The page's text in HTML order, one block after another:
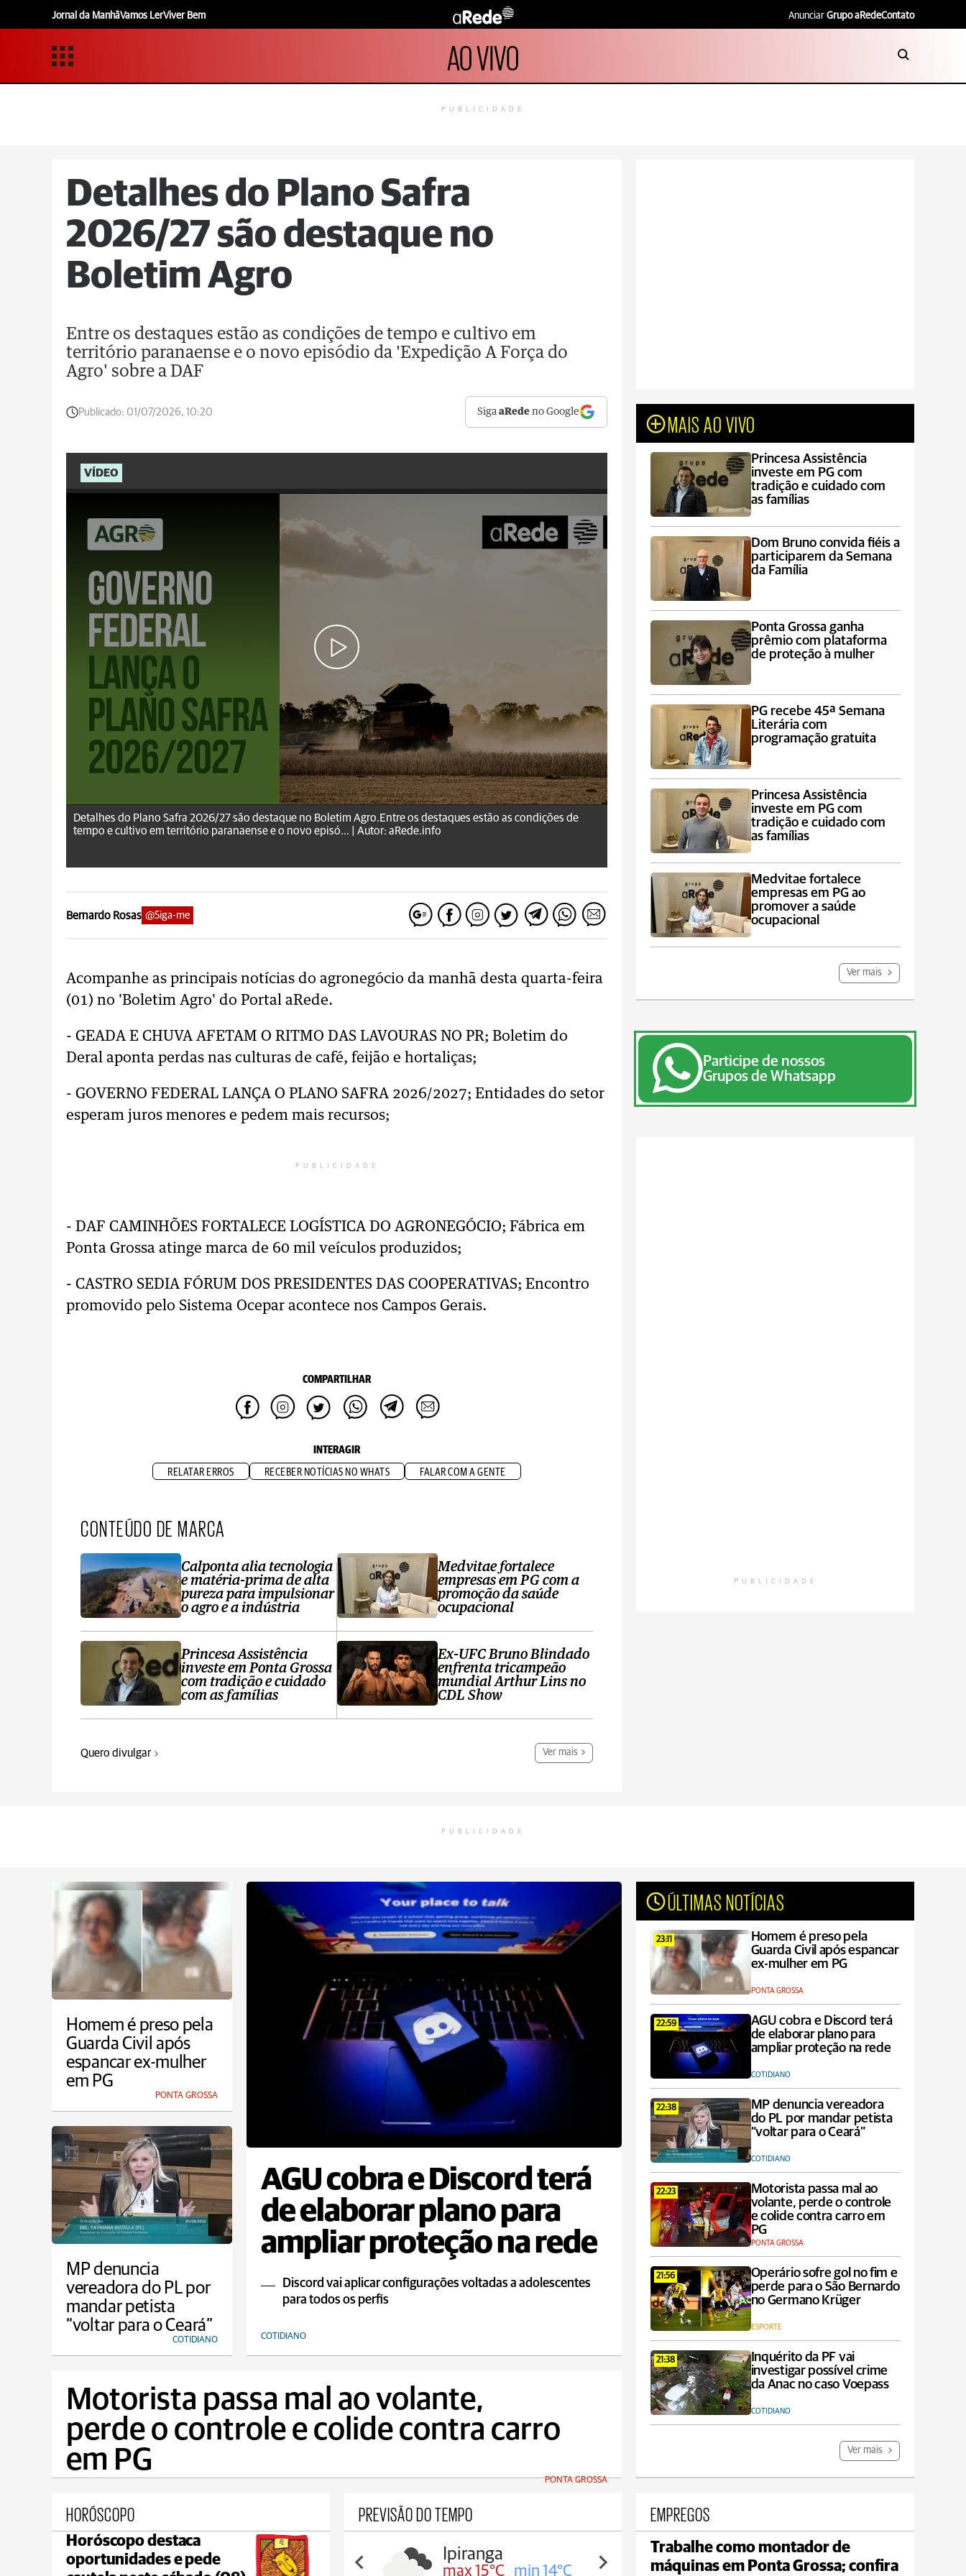
Jornal da ManhãVamos LerViver Bem Anunciar Grupo aRedeContato
AO VIVO
PUBLICIDADE
Detalhes do Plano Safra
2026/27 são destaque no
Boletim Agro
Entre os destaques estão as condições de tempo e cultivo em
território paranaense e o novo episódio da 'Expedição A Força do
Agro' sobre a DAF
Publicado: 01/07/2026, 10:20 SigaaRede no Google
VÍDEO
aRede.info
Detalhes do Plano Safra 2026/27 são destaque no Boletim Agro.Entre os destaques estão as condições de
tempo e cultivo em território paranaense e o novo episó... |
Autor: aRede.info
Bernardo Rosas @Siga-me
Acompanhe as principais notícias do agronegócio da manhã desta quarta-feira
(01) no 'Boletim Agro' do Portal aRede.
- GEADA E CHUVA AFETAM O RITMO DAS LAVOURAS NO PR; Boletim do
Deral aponta perdas nas culturas de café, feijão e hortaliças;
- GOVERNO FEDERAL LANÇA O PLANO SAFRA 2026/2027; Entidades do setor
esperam juros menores e pedem mais recursos;
PUBLICIDADE
- DAF CAMINHÕES FORTALECE LOGÍSTICA DO AGRONEGÓCIO; Fábrica em
Ponta Grossa atinge marca de 60 mil veículos produzidos;
- CASTRO SEDIA FÓRUM DOS PRESIDENTES DAS COOPERATIVAS; Encontro
promovido pelo Sistema Ocepar acontece nos Campos Gerais.
COMPARTILHAR
INTERAGIR
RELATAR ERROS RECEBER NOTÍCIAS NO WHATS FALAR COM A GENTE
CONTEÚDO DE MARCA
Calponta alia tecnologia
e matéria-prima de alta
pureza para impulsionar
o agro e a indústria
Princesa Assistência
investe em Ponta Grossa
com tradição e cuidado
com as famílias
Medvitae fortalece
empresas em PG com a
promoção da saúde
ocupacional
Ex-UFC Bruno Blindado
enfrenta tricampeão
mundial Arthur Lins no
CDL Show
Quero divulgar Ver mais
MAIS AO VIVO
Princesa Assistência
investe em PG com
tradição e cuidado com
as famílias
Dom Bruno convida fiéis a
participarem da Semana
da Família
Ponta Grossa ganha
prêmio com plataforma
de proteção à mulher
PG recebe 45ª Semana
Literária com
programação gratuita
Princesa Assistência
investe em PG com
tradição e cuidado com
as famílias
Medvitae fortalece
empresas em PG ao
promover a saúde
ocupacional
Ver mais
Participe de nossos
Grupos de Whatsapp
PUBLICIDADE
PUBLICIDADE
Homem é preso pela
Guarda Civil após
espancar ex-mulher
em PG
PONTA GROSSA
AGU cobra e Discord terá
de elaborar plano para
ampliar proteção na rede
Discord vai aplicar configurações voltadas a adolescentes
para todos os perfis
COTIDIANO
ÚLTIMAS NOTÍCIAS
23:11
Homem é preso pela
Guarda Civil após espancar
ex-mulher em PG
PONTA GROSSA
22:59
AGU cobra e Discord terá
de elaborar plano para
ampliar proteção na rede
COTIDIANO
22:38
MP denuncia vereadora
do PL por mandar petista
“voltar para o Ceará”
COTIDIANO
22:23
Motorista passa mal ao
volante, perde o controle
e colide contra carro em
PG
PONTA GROSSA
21:56
Operário sofre gol no fim e
perde para o São Bernardo
no Germano Krüger
ESPORTE
21:38
Inquérito da PF vai
investigar possível crime
da Anac no caso Voepass
COTIDIANO
Ver mais
MP denuncia
vereadora do PL por
mandar petista
“voltar para o Ceará”
COTIDIANO
Motorista passa mal ao volante,
perde o controle e colide contra carro
em PG
PONTA GROSSA
HORÓSCOPO
Horóscopo destaca
oportunidades e pede
PREVISÃO DO TEMPO
Irati
max 17°C min 17°C
Ipiranga
max 15°C min 14°C
Prudentópolis
max 17°C min 16°C
EMPREGOS
Trabalhe como montador de
máquinas em Ponta Grossa; confira